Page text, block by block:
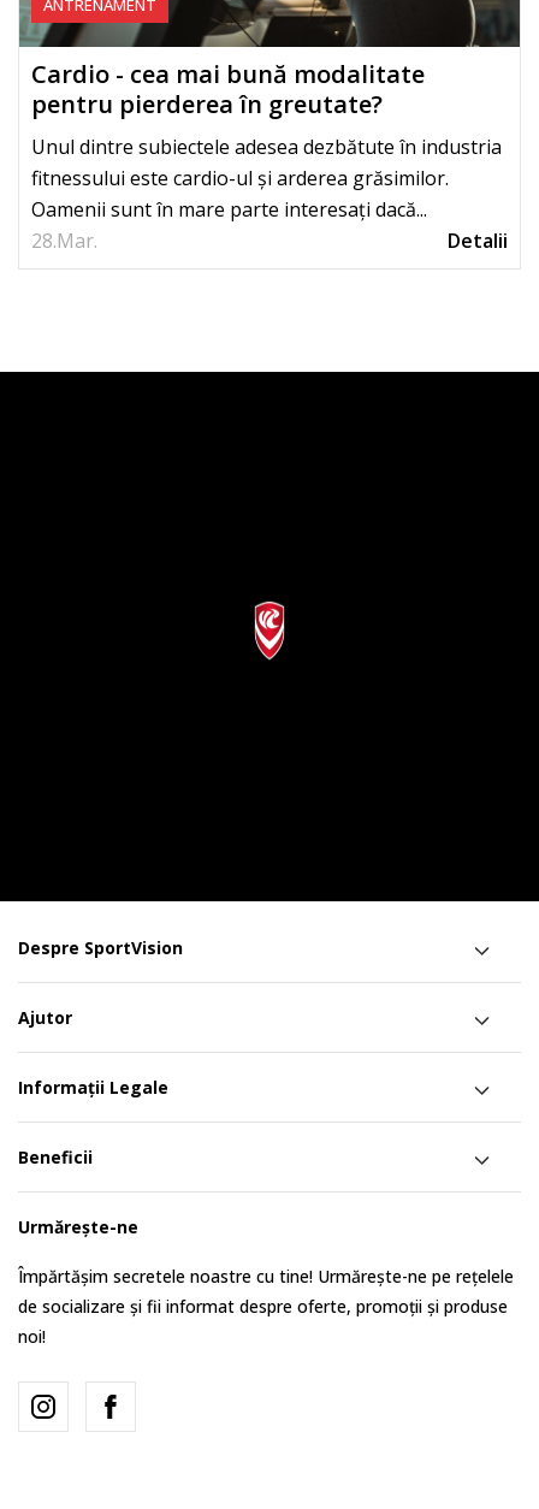
28.Mar.
ANTRENAMENT
Cardio - cea mai bună modalitate
pentru pierderea în greutate?
Unul dintre subiectele adesea dezbătute în industria
fitnessului este cardio-ul și arderea grăsimilor.
Oamenii sunt în mare parte interesați dacă...
Detalii
Despre SportVision
Ajutor
Informații Legale
Beneficii
Urmărește-ne
Împărtășim secretele noastre cu tine! Urmărește-ne pe rețelele
de socializare și fii informat despre oferte, promoții și produse
noi!